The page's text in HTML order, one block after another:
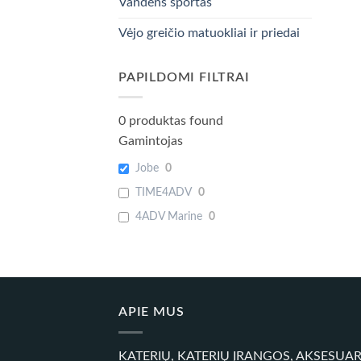
Vėjo greičio matuokliai ir priedai
PAPILDOMI FILTRAI
0 produktas found
Gamintojas
Jobe 0
TIME4ADV 0
4ADV Marine 0
APIE MUS
KATERIŲ, KATERIŲ ĮRANGOS,